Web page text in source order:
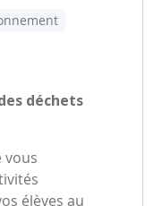
déchets
vous
élèves au